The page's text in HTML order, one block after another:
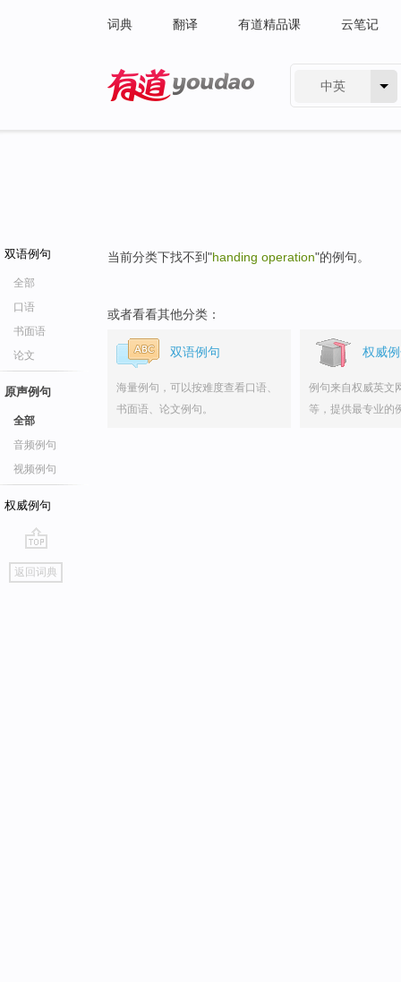
词典 翻译 有道精品课 云笔记
中英
双语例句
全部
口语
书面语
论文
原声例句
全部
音频例句
视频例句
权威例句
go
top
返回词典
当前分类下找不到"handing operation"的例句。
或者看看其他分类：
双语例句
海量例句，可以按难度查看口语、
书面语、论文例句。
权威
例句来自权威英文
等，提供最专业的